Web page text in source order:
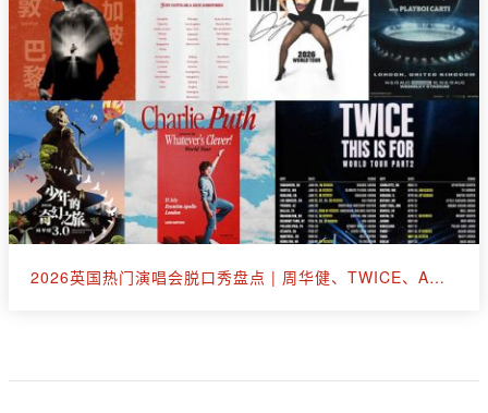
2026英国热门演唱会脱口秀盘点 | 周华健、TWICE、A妹、断眉、王嘉尔